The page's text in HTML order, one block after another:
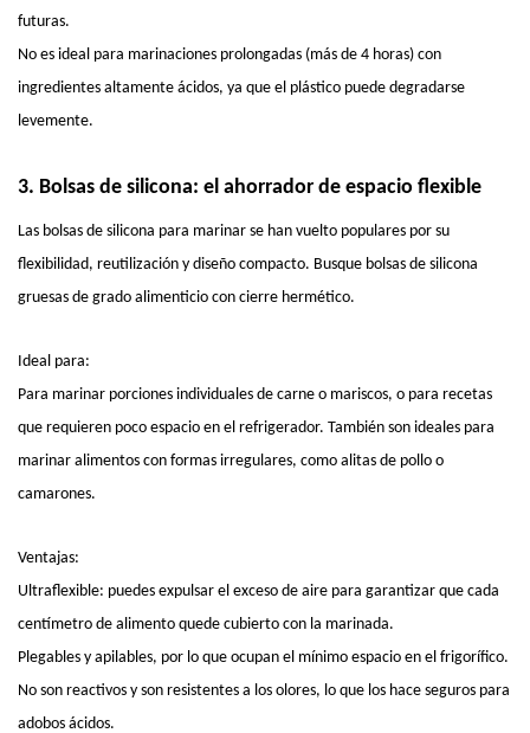
futuras.
No es ideal para marinaciones prolongadas (más de 4 horas) con
ingredientes altamente ácidos, ya que el plástico puede degradarse
levemente.
3. Bolsas de silicona: el ahorrador de espacio flexible
Las bolsas de silicona para marinar se han vuelto populares por su
flexibilidad, reutilización y diseño compacto. Busque bolsas de silicona
gruesas de grado alimenticio con cierre hermético.
Ideal para:
Para marinar porciones individuales de carne o mariscos, o para recetas
que requieren poco espacio en el refrigerador. También son ideales para
marinar alimentos con formas irregulares, como alitas de pollo o
camarones.
Ventajas:
Ultraflexible: puedes expulsar el exceso de aire para garantizar que cada
centímetro de alimento quede cubierto con la marinada.
Plegables y apilables, por lo que ocupan el mínimo espacio en el frigorífico.
No son reactivos y son resistentes a los olores, lo que los hace seguros para
adobos ácidos.